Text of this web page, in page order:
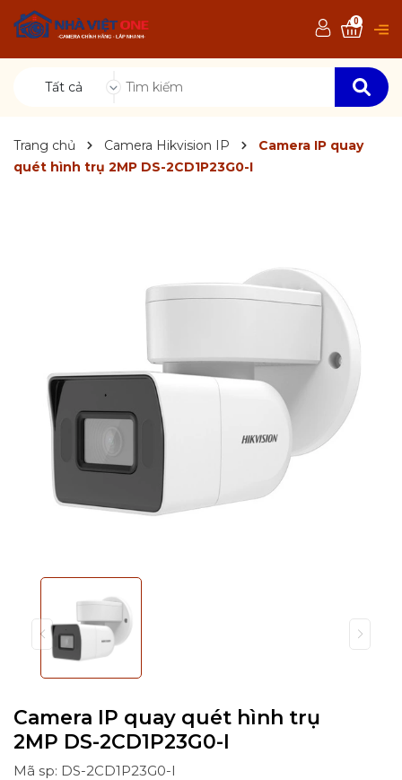
Tất cả
0
Trang chủ Camera Hikvision IP
Camera IP quay
quét hình trụ 2MP DS-2CD1P23G0-I
Camera IP quay quét hình trụ
2MP DS-2CD1P23G0-I
Mã sp: DS-2CD1P23G0-I